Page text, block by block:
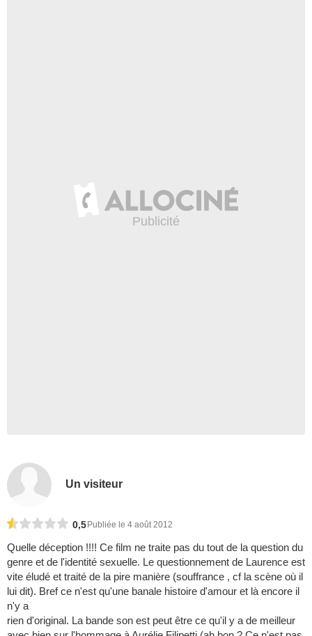
Un visiteur
0,5 Publiée le 4 août 2012
Quelle déception !!!! Ce film ne traite pas du tout de la question du
genre et de l'identité sexuelle. Le questionnement de Laurence est
vite éludé et traité de la pire manière (souffrance , cf la scène où il
lui dit). Bref ce n'est qu'une banale histoire d'amour et là encore il
n'y a
rien d'original. La bande son est peut être ce qu'il y a de meilleur